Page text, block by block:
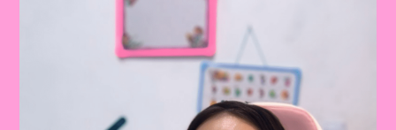
PRESERVAÇÃO
RIOS
E
OCEANOS!